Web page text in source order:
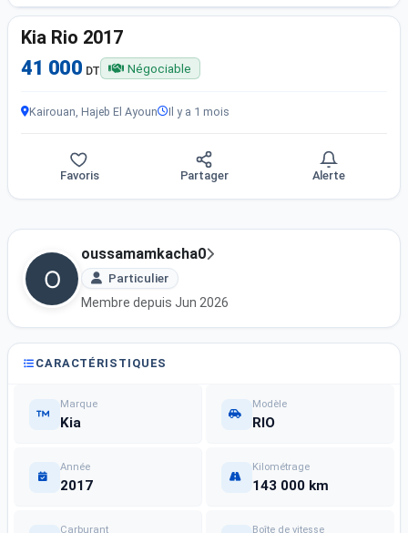
Kia Rio 2017
41 000 DT Négociable
Kairouan, Hajeb El Ayoun Il y a 1 mois
Favoris Partager Alerte
oussamamkacha0
Particulier
Membre depuis Jun 2026
CARACTÉRISTIQUES
Marque
Kia
Modèle
RIO
Année
2017
Kilométrage
143 000 km
Carburant Boîte de vitesse